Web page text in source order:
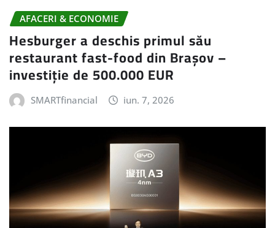
AFACERI & ECONOMIE
Hesburger a deschis primul său
restaurant fast-food din Brașov –
investiție de 500.000 EUR
SMARTfinancial iun. 7, 2026